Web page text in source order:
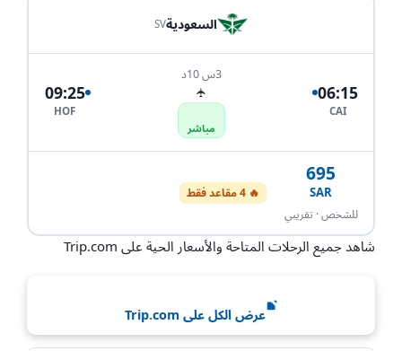
السعوديةSV
06:15
CAI
3س 10د
✈
مباشر
09:25
HOF
695
SAR
للشخص · تقريبي
🔥 4 مقاعد فقط
شاهد جميع الرحلات المتاحة والأسعار الحية على Trip.com
عرض الكل على Trip.com